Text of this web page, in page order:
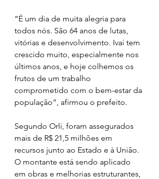
“É um dia de muita alegria para
todos nós. São 64 anos de lutas,
vitórias e desenvolvimento. Ivaí tem
crescido muito, especialmente nos
últimos anos, e hoje colhemos os
frutos de um trabalho
comprometido com o bem-estar da
população”, afirmou o prefeito.
Segundo Orli, foram assegurados
mais de R$ 21,5 milhões em
recursos junto ao Estado e à União.
O montante está sendo aplicado
em obras e melhorias estruturantes,